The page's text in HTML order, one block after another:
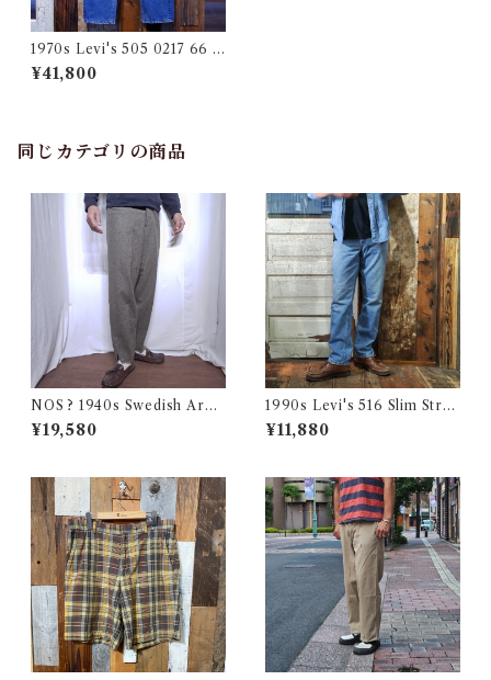
1970s Levi's 505 0217 66 Si
ngle Vintage Denim Pants /
ヴィンテージ ６６ 前期 表記
¥41,800
同じカテゴリの商品
NOS ? 1940s Swedish Arm
y Wool Pants / デッドストッ
ク？ユーロ ミリタリー スウェ
¥19,580
1990s Levi's 516 Slim Strai
ght Made in CANADA 実寸
W32 L31.5 / リーバイス デニ
¥11,880